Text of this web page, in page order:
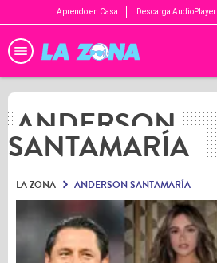
Aprendo en Casa Descarga AudioPlayer
ANDERSON
SANTAMARÍA
LA ZONA ANDERSON SANTAMARÍA